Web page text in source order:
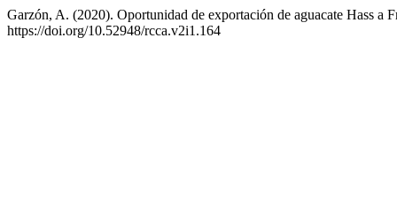
Garzón, A. (2020). Oportunidad de exportación de aguacate Hass a
https://doi.org/10.52948/rcca.v2i1.164